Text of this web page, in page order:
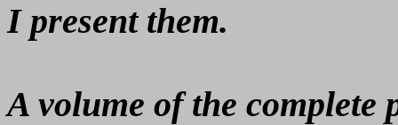
I present them.
A volume of the complete